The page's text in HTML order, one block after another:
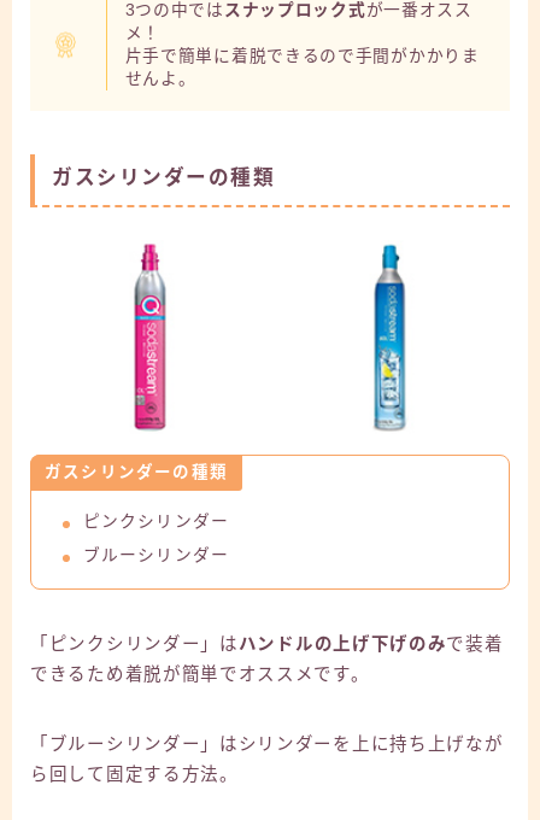
3つの中では スナップロック式が一番オスス
メ！
片手で簡単に着脱できるので手間がかかりま
せんよ。
ガスシリンダーの種類
ガスシリンダーの種類
ピンクシリンダー
ブルーシリンダー
「ピンクシリンダー」はハンドルの上げ下げのみで装着
できるため着脱が簡単でオススメです。
「ブルーシリンダー」はシリンダーを上に持ち上げなが
ら回して固定する方法。